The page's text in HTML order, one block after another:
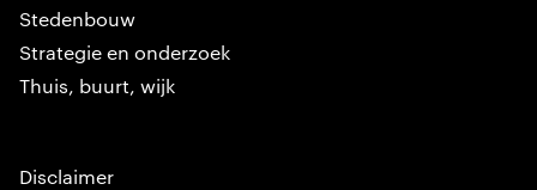
Stedenbouw
Strategie en onderzoek
Thuis, buurt, wijk
Disclaimer